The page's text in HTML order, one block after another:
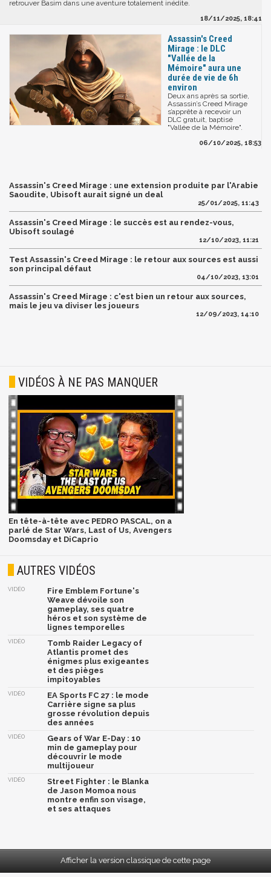
retrouver Basim dans une aventure totalement inédite.
18/11/2025, 18:41
Assassin's Creed
Mirage : le DLC
"Vallée de la
Mémoire" aura une
durée de vie de 6h
environ
Deux ans après sa sortie,
Assassin’s Creed Mirage
s’apprête à recevoir un
DLC gratuit, baptisé
"Vallée de la Mémoire".
06/10/2025, 18:53
Assassin's Creed Mirage : une extension produite par l'Arabie
Saoudite, Ubisoft aurait signé un deal
25/01/2025, 11:43
Assassin's Creed Mirage : le succès est au rendez-vous,
Ubisoft soulagé
12/10/2023, 11:21
Test Assassin's Creed Mirage : le retour aux sources est aussi
son principal défaut
04/10/2023, 13:01
Assassin's Creed Mirage : c'est bien un retour aux sources,
mais le jeu va diviser les joueurs
12/09/2023, 14:10
VIDÉOS À NE PAS MANQUER
En tête-à-tête avec PEDRO PASCAL, on a
parlé de Star Wars, Last of Us, Avengers
Doomsday et DiCaprio
AUTRES VIDÉOS
VIDÉO
Fire Emblem Fortune's
Weave dévoile son
gameplay, ses quatre
héros et son système de
lignes temporelles
VIDÉO
Tomb Raider Legacy of
Atlantis promet des
énigmes plus exigeantes
et des pièges
impitoyables
VIDÉO
EA Sports FC 27 : le mode
Carrière signe sa plus
grosse révolution depuis
des années
VIDÉO
Gears of War E-Day : 10
min de gameplay pour
découvrir le mode
multijoueur
VIDÉO
Street Fighter : le Blanka
de Jason Momoa nous
montre enfin son visage,
et ses attaques
Afficher la version classique de cette page